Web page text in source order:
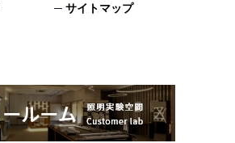
サイトマップ